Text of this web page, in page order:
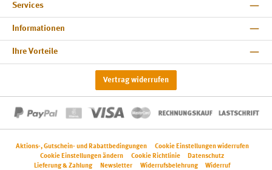
Services
Informationen
Ihre Vorteile
Vertrag widerrufen
Aktions-, Gutschein- und Rabattbedingungen
Cookie Einstellungen widerrufen
Cookie Einstellungen ändern
Cookie Richtlinie
Datenschutz
Lieferung & Zahlung
Newsletter Widerrufsbelehrung Widerruf